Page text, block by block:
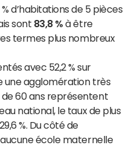
d’habitations de 5 pièces
sont 83,8 % à être
termes plus nombreux
avec 52,2 % sur
une agglomération très
60 ans représentent
national, le taux de plus
%. Du côté de
école maternelle